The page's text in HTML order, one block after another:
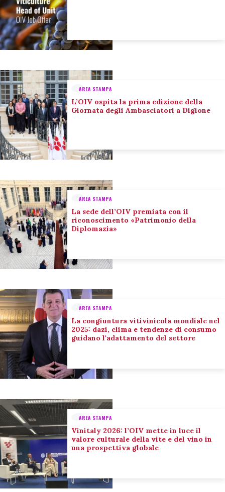
AREA STAMPA
L’OIV ospita la prima edizione della
Giornata degli Ambasciatori a Digione
AREA STAMPA
La sede dell’OIV premiata con il
riconoscimento «Patrimonio della
Diplomazia»
AREA STAMPA
La congiuntura vitivinicola mondiale nel
2025: dazi, clima e tendenze di consumo
guidano l'adattamento del settore
AREA STAMPA
Vinitaly 2026: l’OIV mette in luce il
valore culturale della vite e del vino in
una prospettiva globale